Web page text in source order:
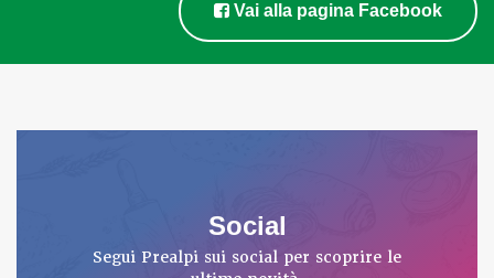
Vai alla pagina Facebook
Social
Segui Prealpi sui social per scoprire le